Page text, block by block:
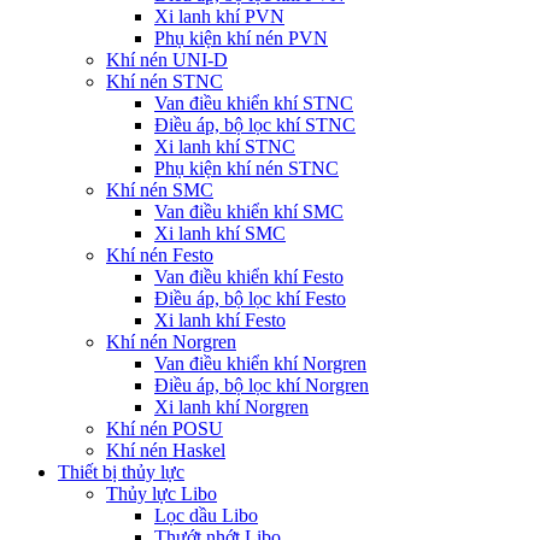
Xi lanh khí PVN
Phụ kiện khí nén PVN
Khí nén UNI-D
Khí nén STNC
Van điều khiển khí STNC
Điều áp, bộ lọc khí STNC
Xi lanh khí STNC
Phụ kiện khí nén STNC
Khí nén SMC
Van điều khiển khí SMC
Xi lanh khí SMC
Khí nén Festo
Van điều khiển khí Festo
Điều áp, bộ lọc khí Festo
Xi lanh khí Festo
Khí nén Norgren
Van điều khiển khí Norgren
Điều áp, bộ lọc khí Norgren
Xi lanh khí Norgren
Khí nén POSU
Khí nén Haskel
Thiết bị thủy lực
Thủy lực Libo
Lọc dầu Libo